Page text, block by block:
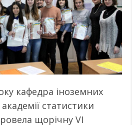
кафедра іноземних
статистики
щорічну VI